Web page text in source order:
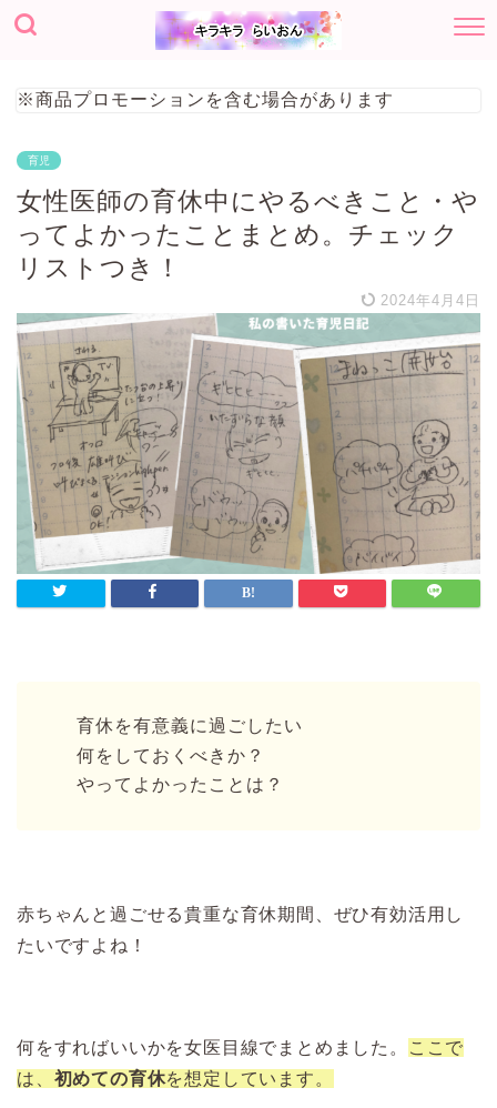
※商品プロモーションを含む場合があります
育児
女性医師の育休中にやるべきこと・や
ってよかったことまとめ。チェック
リストつき！
2024年4月4日
育休を有意義に過ごしたい
何をしておくべきか？
やってよかったことは？
赤ちゃんと過ごせる貴重な育休期間、ぜひ有効活用し
たいですよね！
何をすればいいかを女医目線でまとめました。
ここで
は、 初めての育休を想定しています。